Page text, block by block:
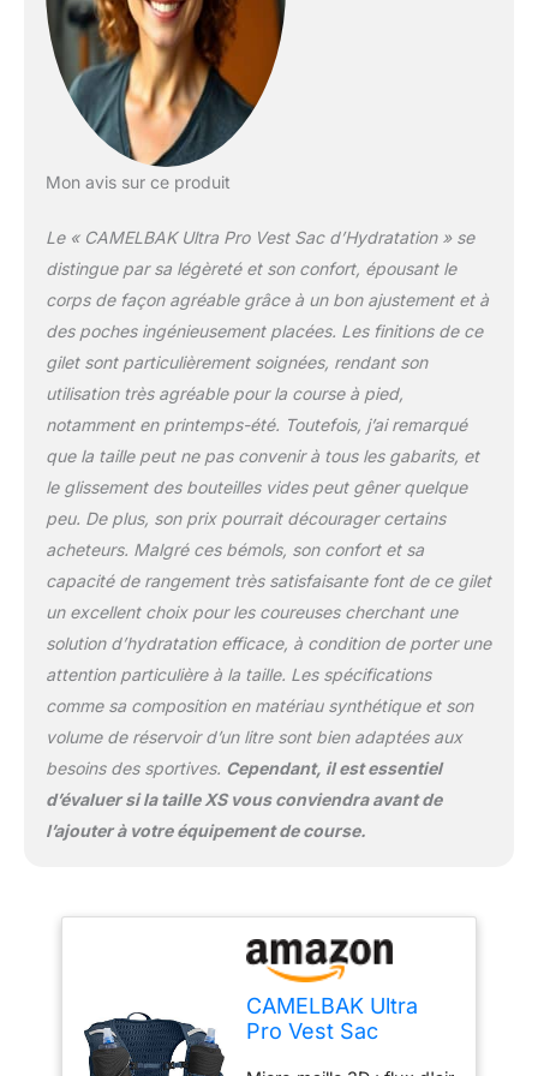
vêtement ou une
protection contre la pluie
Rangement des en-cas
et du matériel -
organisez les articles de
Stow Porte-bâtons de
randonnée - retirer ou
remplacer facilement les
bâtons pendant la
course
Mon avis sur ce produit
Le « CAMELBAK Ultra Pro Vest Sac d’Hydratation » se
distingue par sa légèreté et son confort, épousant le
corps de façon agréable grâce à un bon ajustement et à
des poches ingénieusement placées. Les finitions de ce
gilet sont particulièrement soignées, rendant son
utilisation très agréable pour la course à pied,
notamment en printemps-été. Toutefois, j’ai remarqué
que la taille peut ne pas convenir à tous les gabarits, et
le glissement des bouteilles vides peut gêner quelque
peu. De plus, son prix pourrait décourager certains
acheteurs. Malgré ces bémols, son confort et sa
capacité de rangement très satisfaisante font de ce gilet
un excellent choix pour les coureuses cherchant une
solution d’hydratation efficace, à condition de porter une
attention particulière à la taille. Les spécifications
comme sa composition en matériau synthétique et son
volume de réservoir d’un litre sont bien adaptées aux
besoins des sportives. Cependant, il est essentiel
d’évaluer si la taille XS vous conviendra avant de
l’ajouter à votre équipement de course.
CAMELBAK Ultra
Pro Vest Sac